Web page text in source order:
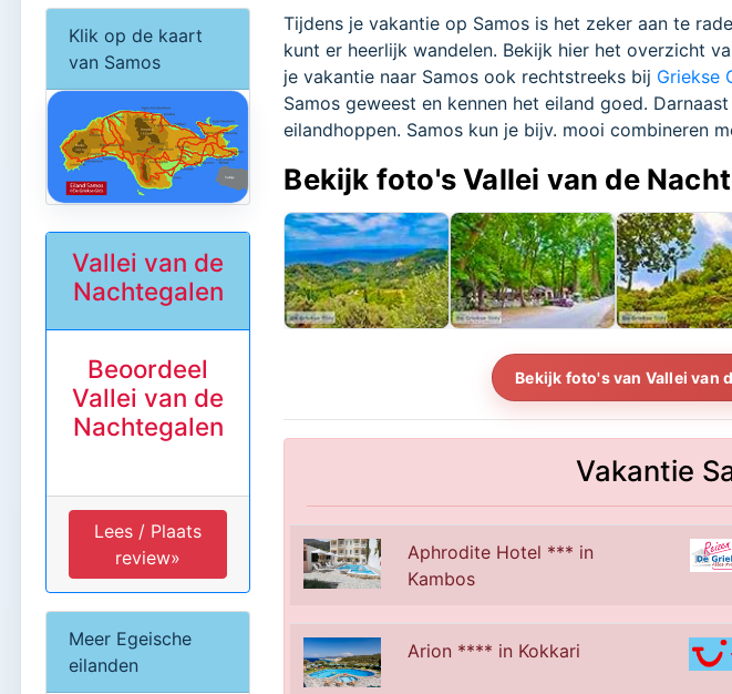
Tijdens je vakantie op Samos is het zeker aan te
kunt er heerlijk wandelen. Bekijk hier het overzicht
je vakantie naar Samos ook rechtstreeks bij Griekse
Samos geweest en kennen het eiland goed.
eilandhoppen. Samos kun je bijv. mooi combineren
Bekijk foto's Vallei van de
Bekijk foto's van Vallei van
Vakantie
Aphrodite Hotel *** in
Kambos
Arion **** in Kokkari
Klik op de kaart
van Samos
Vallei van de
Nachtegalen
Beoordeel
Vallei van de
Nachtegalen
Lees / Plaats
review»
Meer Egeische
eilanden